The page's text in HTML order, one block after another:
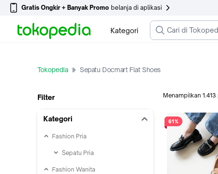
Gratis Ongkir + Banyak Promo belanja di aplikasi
Kategori
Tokopedia Sepatu Docmart Flat Shoes
Filter
Kategori
Fashion Pria
Sepatu Pria
Fashion Wanita
Menampilkan 1.413
61%